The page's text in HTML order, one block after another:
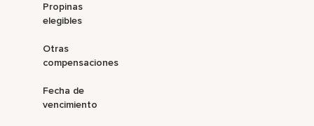
Propinas
elegibles
Otras
compensaciones
Fecha de
vencimiento